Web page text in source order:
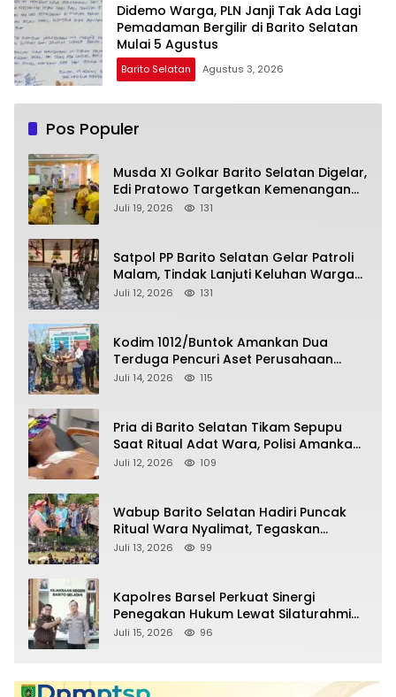
Didemo Warga, PLN Janji Tak Ada Lagi
Pemadaman Bergilir di Barito Selatan
Mulai 5 Agustus
Barito Selatan Agustus 3, 2026
Pos Populer
Musda XI Golkar Barito Selatan Digelar,
Edi Pratowo Targetkan Kemenangan
Partai pada Pemilu Mendatang
Juli 19, 2026 131
Satpol PP Barito Selatan Gelar Patroli
Malam, Tindak Lanjuti Keluhan Warga
soal Balap Liar dan Remaja Nongkrong
Juli 12, 2026 131
Kodim 1012/Buntok Amankan Dua
Terduga Pencuri Aset Perusahaan
Sitaan Satgas PKH, Satu Paket Diduga
Juli 14, 2026 115
Pria di Barito Selatan Tikam Sepupu
Saat Ritual Adat Wara, Polisi Amankan
Pelaku
Juli 12, 2026 109
Wabup Barito Selatan Hadiri Puncak
Ritual Wara Nyalimat, Tegaskan
Komitmen Lestarikan Budaya Dayak
Juli 13, 2026 99
Kapolres Barsel Perkuat Sinergi
Penegakan Hukum Lewat Silaturahmi
dengan Kajari Barito Selatan
Juli 15, 2026 96